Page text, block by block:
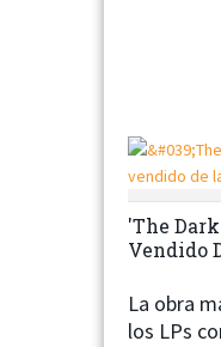
'The
Vendido
La obra
los LPs